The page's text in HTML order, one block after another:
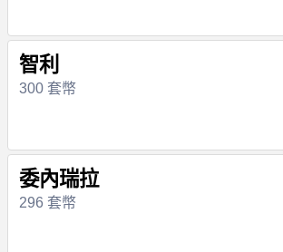
智利
300 套幣
委內瑞拉
296 套幣